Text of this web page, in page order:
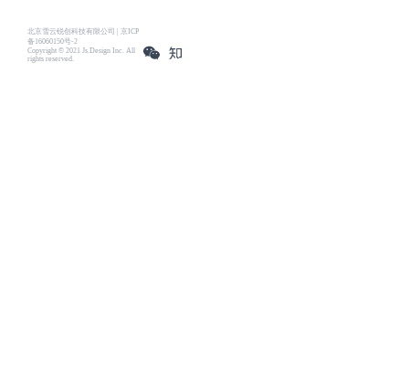
北京雪云锐创科技有限公司 | 京ICP
备16060150号-2
Copyright © 2021 Js.Design Inc. All
rights reserved.